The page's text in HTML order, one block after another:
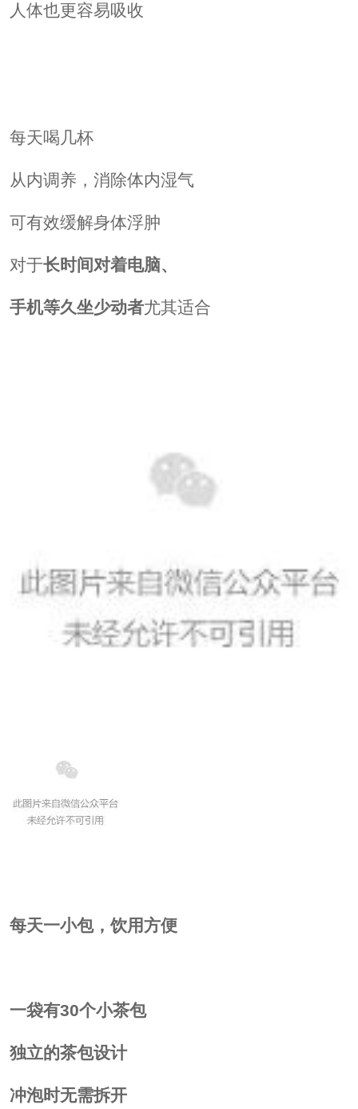
人体也更容易吸收
每天喝几杯
从内调养，消除体内湿气
可有效缓解身体浮肿
对于长时间对着电脑、
手机等久坐少动者尤其适合
每天一小包，饮用方便
一袋有30个小茶包
独立的茶包设计
冲泡时无需拆开